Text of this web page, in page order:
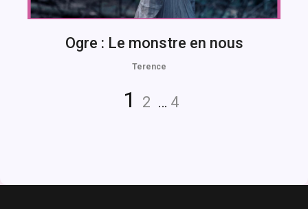
Ogre : Le monstre en nous
Terence
Page
1 Page
2 … Page
4